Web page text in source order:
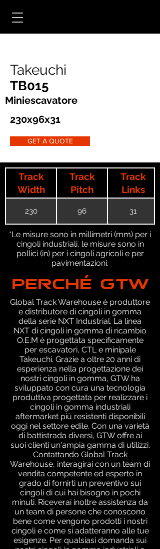
Takeuchi
TB015
Miniescavatore
230x96x31
GET A QUOTE
Track
Width
Track
Pitch
Track
Links
230 96 31
*Le misure sono in millimetri (mm) per i
cingoli industriali, le misure sono in
pollici (in) per i cingoli agricoli e per
pavimentazioni.
PERCHÉ GTW
Global Track Warehouse è produttore
e distributore di cingoli in gomma
della serie NXT Industrial. La linea
NXT di cingoli in gomma di ricambio
O.E.M è progettata specificamente
per escavatori, CTL e minipale
Takeuchi. Grazie a oltre 20 anni di
esperienza nella progettazione dei
nostri cingoli in gomma, GTW ha
sviluppato con cura una tecnologia
produttiva progettata per realizzare i
cingoli in gomma industriali
aftermarket più resistenti disponibili
oggi nel settore edile. Con una varietà
di battistrada diversi, GTW offre ai
suoi clienti un'ampia gamma di utilizzi.
Contattando Global Track
Warehouse, interagirai con un team di
vendita competente ed esperto in
grado di fornirti un preventivo sui
cingoli di cui hai bisogno in pochi
minuti. Riceverai inoltre assistenza da
un team di persone che conoscono
bene come vengono prodotti i nostri
cingoli e come si adatteranno alle tue
esigenze. Per qualsiasi domanda sui